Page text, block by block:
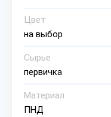
Цвет
на выбор
Сырье
первичка
Материал
ПНД